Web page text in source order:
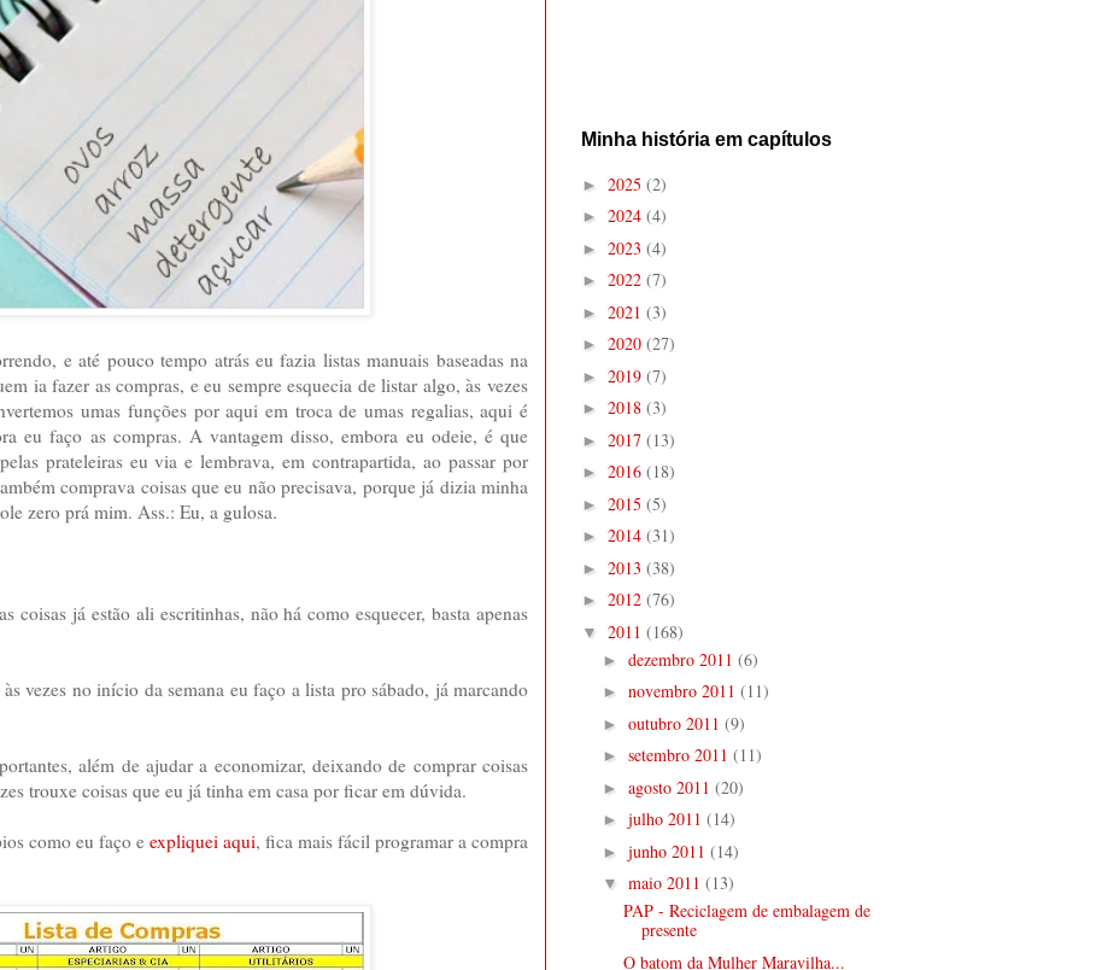
e até pouco tempo atrás eu fazia listas manuais baseadas na
ia fazer as compras, e eu sempre esquecia de listar algo, às vezes
umas funções por aqui em troca de umas regalias, aqui é
eu faço as compras. A vantagem disso, embora eu odeie, é que
prateleiras eu via e lembrava, em contrapartida, ao passar por
comprava coisas que eu não precisava, porque já dizia minha
zero prá mim. Ass.: Eu, a gulosa.
coisas já estão ali escritinhas, não há como esquecer, basta apenas
vezes no início da semana eu faço a lista pro sábado, já marcando
além de ajudar a economizar, deixando de comprar coisas
trouxe coisas que eu já tinha em casa por ficar em dúvida.
como eu faço e expliquei aqui, fica mais fácil programar a compra
Minha história em capítulos
► 2025 (2)
► 2024 (4)
► 2023 (4)
► 2022 (7)
► 2021 (3)
► 2020 (27)
► 2019 (7)
► 2018 (3)
► 2017 (13)
► 2016 (18)
► 2015 (5)
► 2014 (31)
► 2013 (38)
► 2012 (76)
▼ 2011 (168)
► dezembro 2011 (6)
► novembro 2011 (11)
► outubro 2011 (9)
► setembro 2011 (11)
► agosto 2011 (20)
► julho 2011 (14)
► junho 2011 (14)
▼ maio 2011 (13)
PAP - Reciclagem de embalagem de
presente
O batom da Mulher Maravilha...